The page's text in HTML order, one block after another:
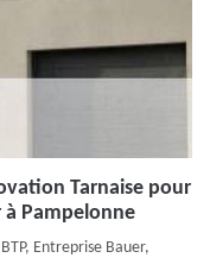
Tarnaise pour
Pampelonne
Entreprise Bauer,